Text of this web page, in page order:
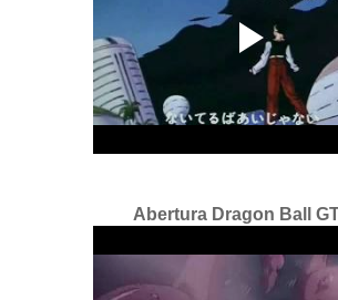
Abertura Dragon Ball